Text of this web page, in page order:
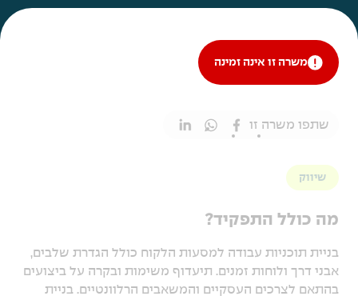
משרה זו אינה זמינה
שתפו משרה זו
שיווק
מה כולל התפקיד?
בניית תוכניות עבודה למסעות הלקוח כולל הגדרת שלבים,
אבני דרך ולוחות זמנים. תיעדוף משימות ובקרה על ביצועים
בהתאם לצרכים העסקיים והמשאבים הרלוונטיים. בניית